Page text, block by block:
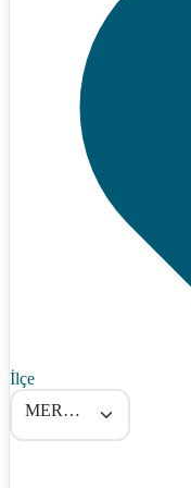
İlçe
MERAM